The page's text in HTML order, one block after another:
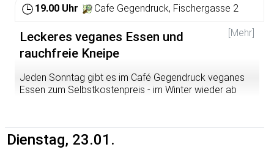
Obdachlosigkeit, Wohnungslosigkeit und prekäre
Kategorien um das umfassende Elend des
Nichtvorhandenseins einer schlichten Wohnung zu
beschreiben. Diese Menschen sind den brutalen
gesellschaftlichen Verhältnissen fast ohne jeden Schutz
ausgesetzt: Sie werden angespuckt, beschimpft,
misshandelt, angezündet oder gar ermordet. Seit den
verschlimmert.
19.00 Uhr Cafe Gegendruck, Fischergasse 2
[Mehr]
Leckeres veganes Essen und
rauchfreie Kneipe
Jeden Sonntag gibt es im Café Gegendruck veganes
Essen zum Selbstkostenpreis - im Winter wieder ab
Dienstag, 23.01.